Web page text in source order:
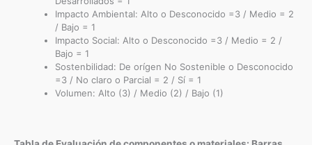
Impacto Ambiental: Alto o Desconocido =3 / Medio = 2
/ Bajo = 1
Impacto Social: Alto o Desconocido =3 / Medio = 2 /
Bajo = 1
Sostenbilidad: De orígen No Sostenible o Desconocido
=3 / No claro o Parcial = 2 / Sí = 1
Volumen: Alto (3) / Medio (2) / Bajo (1)